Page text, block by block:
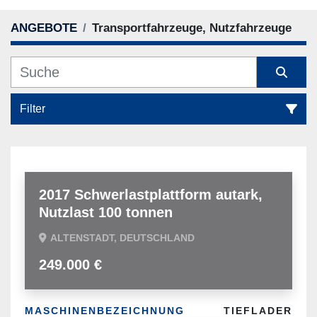
ANGEBOTE Transportfahrzeuge, Nutzfahrzeuge
Filter
Sortieren nach
2017 Schwerlastplattform autark,
Nutzlast 100 tonnen
ALTENSTADT, DEUTSCHLAND
249.000 €
MASCHINENBEZEICHNUNG
TIEFLADER